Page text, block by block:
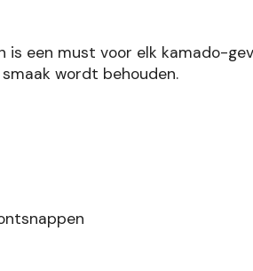
is een must voor elk kamado-
wordt behouden.